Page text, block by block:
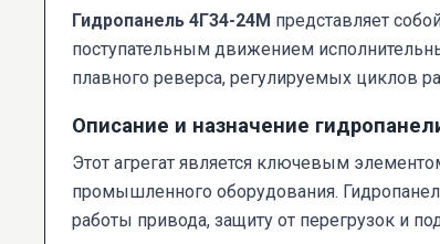
Гидропанель 4Г34-24М представляет
поступательным движением
плавного реверса, регулируемых циклов
Описание и назначение
Этот агрегат является ключевым
промышленного оборудования.
работы привода, защиту от перегрузок и